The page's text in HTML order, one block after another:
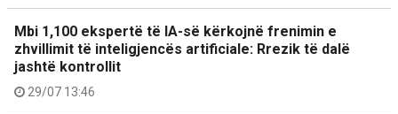
Mbi 1,100 ekspertë të IA-së kërkojnë frenimin e
zhvillimit të inteligjencës artificiale: Rrezik të dalë
jashtë kontrollit
29/07 13:46